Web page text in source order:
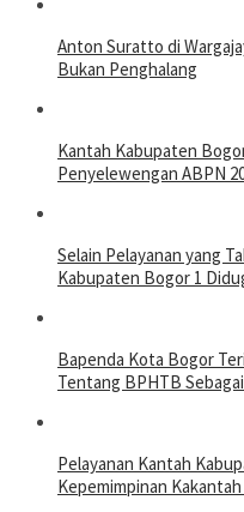
Anton Suratto di
Bukan Penghalang
Kantah Kabupaten
Penyelewengan ABPN
Selain Pelayanan yang
Kabupaten Bogor 1
Bapenda Kota Bogor
Tentang BPHTB
Pelayanan Kantah
Kepemimpinan